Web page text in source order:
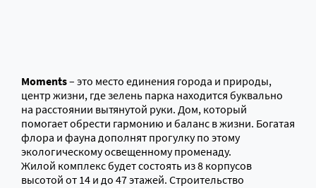
Moments– это место единения города и природы,
центр жизни, где зелень парка находится буквально
на расстоянии вытянутой руки. Дом, который
помогает обрести гармонию и баланс в жизни. Богатая
флора и фауна дополнят прогулку по этому
экологическому освещенному променаду.
Жилой комплекс будет состоять из 8 корпусов
высотой от 14 и до 47 этажей. Cтроительство